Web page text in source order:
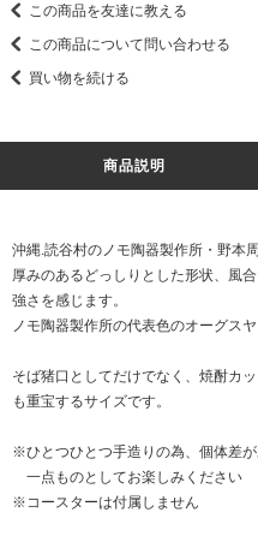
この商品を友達に教える
この商品について問い合わせる
買い物を続ける
商品説明
沖縄.読谷村のノモ陶器製作所・野本
厚みのあるどっしりとした形状、風
強さを感じます。
ノモ陶器製作所の代表色のオーグス
そば猪口としてだけでなく、焼酎カ
も重宝するサイズです。
※ひとつひとつ手造りの為、個体差
一点ものとしてお楽しみください
※コースターは付属しません